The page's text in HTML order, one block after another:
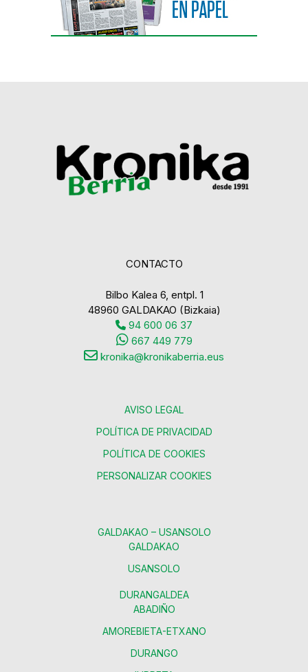
CONTACTO
Bilbo Kalea 6, entpl. 1
48960 GALDAKAO (Bizkaia)
94 600 06 37
667 449 779
kronika@kronikaberria.eus
AVISO LEGAL
POLÍTICA DE PRIVACIDAD
POLÍTICA DE COOKIES
PERSONALIZAR COOKIES
GALDAKAO – USANSOLO
GALDAKAO
USANSOLO
DURANGALDEA
ABADIÑO
AMOREBIETA-ETXANO
DURANGO